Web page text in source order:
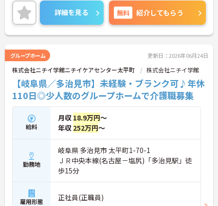
っています。毎月1万8000円の資格手当が支給され
るだけでなく、将来的にサービス管理者や拠点管理
者、ケアマネジャーへと進むための「サービス管理
者研修」等の充実した支援制度が魅力です。20～30
一方で、40～60代の方も安心できる最大2万円の勤
続年数手当や退職金制度などの福利厚生を完備して
います。企業主導型保育所の利用や10～18歳のお子
様への子ども手当などライフステージの変化にも対
応しており、グループホームでの1対1の丁寧なケア
という現場のやりがいを感じながら、確かなキャリ
アと長期的な働きやすさの両方を手に入れられる職
場です。
＜介護福祉士の資格を活かし、さらなる高みを目指
せる環境です＞大手ならではの丁寧な拠点研修や半
年間のOJTがあり、新しい職場への不安をしっかり
解消できます。1ユニット9名の少人数制グループホ
ームのため、お客様と1対1で深く関わるケアが叶う
のも大きな魅力。ゆくゆくはサービス管理者研修を
受講し、施設長やケアマネジャーへステップアップ
できる明確なキャリアマップが用意されています
＜手厚い子育て支援！プライベートも大切にできる
詳細を見る 無料 紹介してもらう
グループホーム 更新日：2026年06月24日
株式会社ニチイ学館ニチイケアセンター太平町 株式会社ニチイ学館
【岐阜県／多治見市】未経験・ブランク可♪年休
110日◎少人数のグループホームで介護職募集
給料
月収 18.9万円～
年収 252万円～
勤務地
岐阜県 多治見市 太平町1-70-1
ＪＲ中央本線(名古屋－塩尻)「多治見駅」徒
歩15分
雇用形態 正社員(正職員)